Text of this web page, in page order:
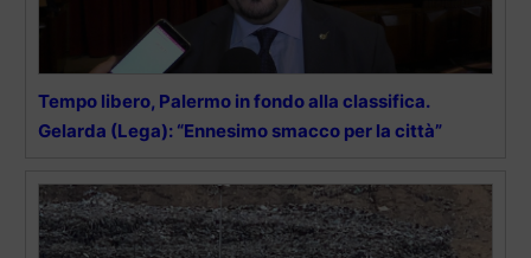
Tempo libero, Palermo in fondo alla classifica.
Gelarda (Lega): “Ennesimo smacco per la città”